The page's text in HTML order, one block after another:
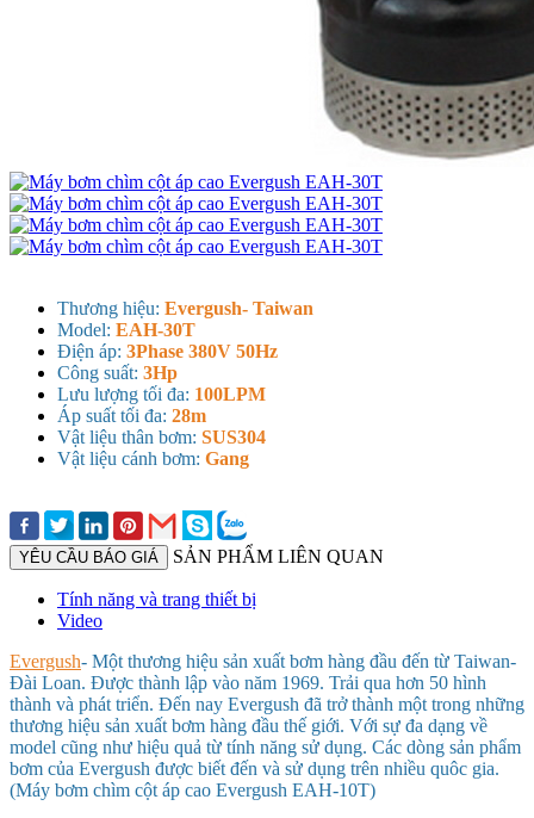
Thương hiệu: Evergush- Taiwan
Model: EAH-30T
Điện áp: 3Phase 380V 50Hz
Công suất: 3Hp
Lưu lượng tối đa: 100LPM
Áp suất tối đa: 28m
Vật liệu thân bơm: SUS304
Vật liệu cánh bơm: Gang
YÊU CẦU BÁO GIÁ SẢN PHẨM LIÊN QUAN
Tính năng và trang thiết bị
Video
Evergush- Một thương hiệu sản xuất bơm hàng đầu đến từ Taiwan-
Đài Loan. Được thành lập vào năm 1969. Trải qua hơn 50 hình
thành và phát triển. Đến nay Evergush đã trở thành một trong những
thương hiệu sản xuất bơm hàng đầu thế giới. Với sự đa dạng về
model cũng như hiệu quả từ tính năng sử dụng. Các dòng sản phẩm
bơm của Evergush được biết đến và sử dụng trên nhiều quôc gia.
(Máy bơm chìm cột áp cao Evergush EAH-10T)